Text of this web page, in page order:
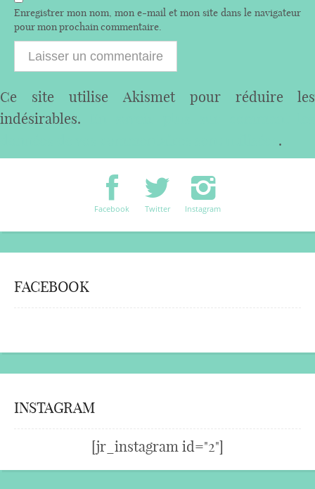
Enregistrer mon nom, mon e-mail et mon site dans le navigateur
pour mon prochain commentaire.
Ce site utilise Akismet pour réduire les
indésirables.
.
Facebook Twitter Instagram
FACEBOOK
INSTAGRAM
[jr_instagram id="2"]